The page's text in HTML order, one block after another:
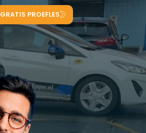
GRATIS PROEFLES